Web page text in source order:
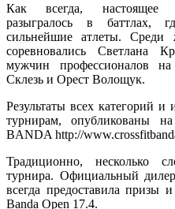
Как всегда, настоящее
разыгралось в баттлах,
сильнейшие атлеты. Среди
соревновались Светлана
мужчин профессионалов на
Склезь и Орест Волощук.
Результаты всех категорий
турнирам, опубликованы
BANDA http://
Традиционно, несколько
турнира. Официальный
всегда предоставила призы
Banda Open 17.4.